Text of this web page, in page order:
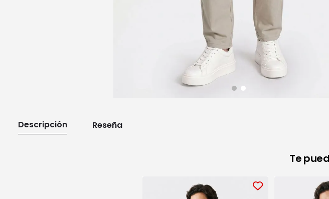
Descripción Reseña
Te